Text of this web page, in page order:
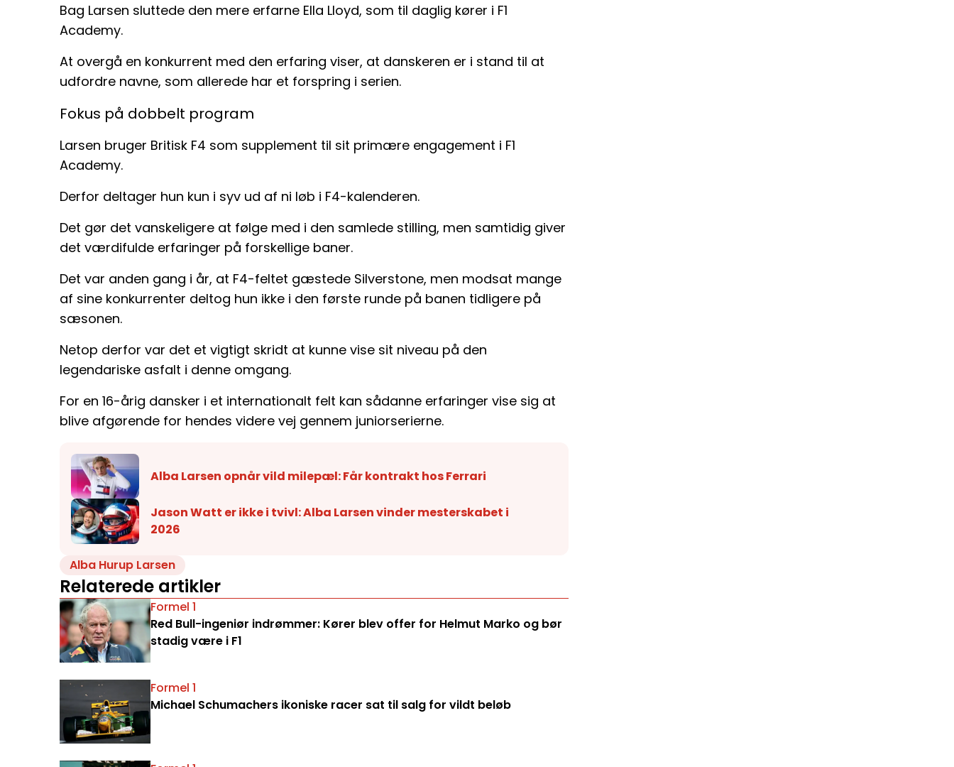
Bag Larsen sluttede den mere erfarne Ella Lloyd, som til daglig kører i F1
Academy.
At overgå en konkurrent med den erfaring viser, at danskeren er i stand til at
udfordre navne, som allerede har et forspring i serien.
Fokus på dobbelt program
Larsen bruger Britisk F4 som supplement til sit primære engagement i F1
Academy.
Derfor deltager hun kun i syv ud af ni løb i F4-kalenderen.
Det gør det vanskeligere at følge med i den samlede stilling, men samtidig giver
det værdifulde erfaringer på forskellige baner.
Det var anden gang i år, at F4-feltet gæstede Silverstone, men modsat mange
af sine konkurrenter deltog hun ikke i den første runde på banen tidligere på
sæsonen.
Netop derfor var det et vigtigt skridt at kunne vise sit niveau på den
legendariske asfalt i denne omgang.
For en 16-årig dansker i et internationalt felt kan sådanne erfaringer vise sig at
blive afgørende for hendes videre vej gennem juniorserierne.
Alba Larsen opnår vild milepæl: Får kontrakt hos Ferrari
Jason Watt er ikke i tvivl: Alba Larsen vinder mesterskabet i
2026
Alba Hurup Larsen
Relaterede artikler
Formel 1
Red Bull-ingeniør indrømmer: Kører blev offer for Helmut Marko og bør
stadig være i F1
Formel 1
Michael Schumachers ikoniske racer sat til salg for vildt beløb